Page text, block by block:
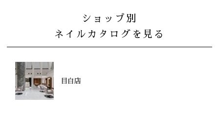
ショップ別
ネイルカタログを見る
目白店